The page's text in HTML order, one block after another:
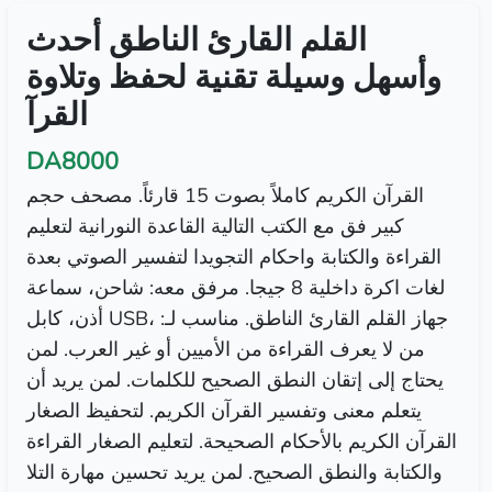
القلم القارئ الناطق أحدث
وأسهل وسيلة تقنية لحفظ وتلاوة
القرآ
DA8000
القرآن الكريم كاملاً بصوت 15 قارئاً. مصحف حجم
كبير فق مع الكتب التالية القاعدة النورانية لتعليم
القراءة والكتابة واحكام التجويدا لتفسير الصوتي بعدة
لغات اكرة داخلية 8 جيجا. مرفق معه: شاحن، سماعة
أذن، كابل USB، جهاز القلم القارئ الناطق. مناسب لـ:
من لا يعرف القراءة من الأميين أو غير العرب. لمن
يحتاج إلى إتقان النطق الصحيح للكلمات. لمن يريد أن
يتعلم معنى وتفسير القرآن الكريم. لتحفيظ الصغار
القرآن الكريم بالأحكام الصحيحة. لتعليم الصغار القراءة
والكتابة والنطق الصحيح. لمن يريد تحسين مهارة التلا